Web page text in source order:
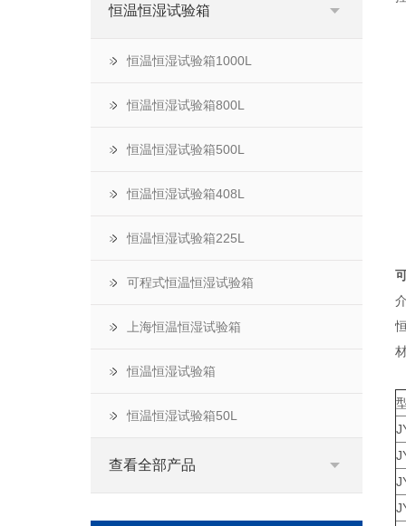
恒温恒湿试验箱
恒温恒湿试验箱1000L
恒温恒湿试验箱800L
恒温恒湿试验箱500L
恒温恒湿试验箱408L
恒温恒湿试验箱225L
可程式恒温恒湿试验箱
上海恒温恒湿试验箱
恒温恒湿试验箱
恒温恒湿试验箱50L
查看全部产品